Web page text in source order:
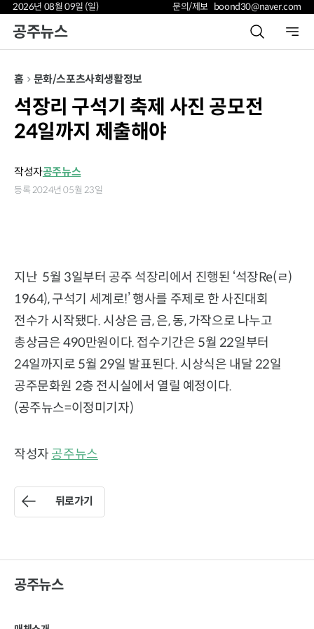
2026년 08월 09일 (일) 문의/제보 boond30@naver.com
공주뉴스
홈 문화/스포츠사회생활정보
석장리 구석기 축제 사진 공모전
24일까지 제출해야
작성자공주뉴스
등록 2024년 05월 23일
지난 5월 3일부터 공주 석장리에서 진행된 ‘석장Re(ㄹ)
1964), 구석기 세계로!’ 행사를 주제로 한 사진대회
전수가 시작됐다. 시상은 금, 은, 동, 가작으로 나누고
총상금은 490만원이다. 접수기간은 5월 22일부터
24일까지로 5월 29일 발표된다. 시상식은 내달 22일
공주문화원 2층 전시실에서 열릴 예정이다.
(공주뉴스=이정미기자)
작성자 공주뉴스
뒤로가기
공주뉴스